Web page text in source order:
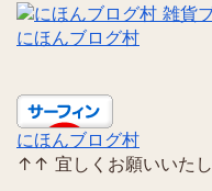
にほんブログ村
にほんブログ村
↑↑ 宜しくお願いいたし